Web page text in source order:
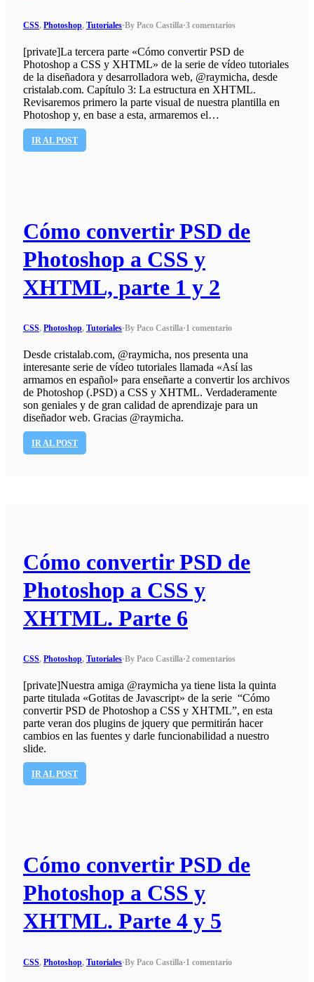
CSS, Photoshop, Tutoriales·By Paco Castilla·3 comentarios
[private]La tercera parte «Cómo convertir PSD de
Photoshop a CSS y XHTML» de la serie de vídeo tutoriales
de la diseñadora y desarrolladora web, @raymicha, desde
cristalab.com. Capítulo 3: La estructura en XHTML.
Revisaremos primero la parte visual de nuestra plantilla en
Photoshop y, en base a esta, armaremos el…
IR AL POST
Cómo convertir PSD de
Photoshop a CSS y
XHTML, parte 1 y 2
CSS, Photoshop, Tutoriales·By Paco Castilla·1 comentario
Desde cristalab.com, @raymicha, nos presenta una
interesante serie de vídeo tutoriales llamada «Así las
armamos en español» para enseñarte a convertir los archivos
de Photoshop (.PSD) a CSS y XHTML. Verdaderamente
son geniales y de gran calidad de aprendizaje para un
diseñador web. Gracias @raymicha.
IR AL POST
Cómo convertir PSD de
Photoshop a CSS y
XHTML. Parte 6
CSS, Photoshop, Tutoriales·By Paco Castilla·2 comentarios
[private]Nuestra amiga @raymicha ya tiene lista la quinta
parte titulada «Gotitas de Javascript» de la serie “Cómo
convertir PSD de Photoshop a CSS y XHTML”, en esta
parte veran dos plugins de jquery que permitirán hacer
cambios en las fuentes y darle funcionabilidad a nuestro
slide.
IR AL POST
Cómo convertir PSD de
Photoshop a CSS y
XHTML. Parte 4 y 5
CSS, Photoshop, Tutoriales·By Paco Castilla·1 comentario